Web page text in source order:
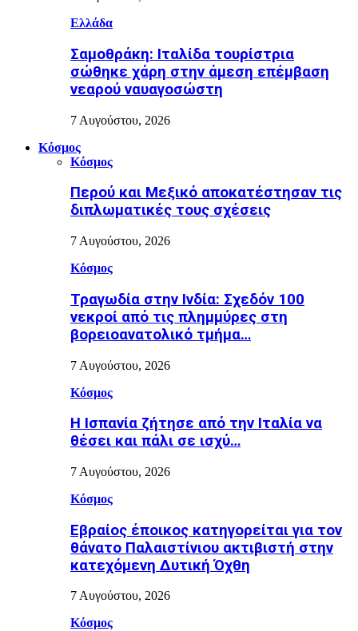
Ελλάδα
Σαμοθράκη: Ιταλίδα τουρίστρια
σώθηκε χάρη στην άμεση επέμβαση
νεαρού ναυαγοσώστη
7 Αυγούστου, 2026
Κόσμος
Κόσμος
Περού και Μεξικό αποκατέστησαν τις
διπλωματικές τους σχέσεις
7 Αυγούστου, 2026
Κόσμος
Τραγωδία στην Ινδία: Σχεδόν 100
νεκροί από τις πλημμύρες στη
βορειοανατολικό τμήμα…
7 Αυγούστου, 2026
Κόσμος
H Ισπανία ζήτησε από την Ιταλία να
θέσει και πάλι σε ισχύ…
7 Αυγούστου, 2026
Κόσμος
Εβραίος έποικος κατηγορείται για τον
θάνατο Παλαιστίνιου ακτιβιστή στην
κατεχόμενη Δυτική Όχθη
7 Αυγούστου, 2026
Κόσμος